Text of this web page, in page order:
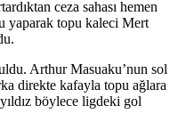
ceza sahası hemen
yaparak topu kaleci Mert
Arthur Masuaku’nun sol
direkte kafayla topu ağlara
böylece ligdeki gol